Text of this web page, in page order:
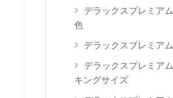
デラックスプレミア
色
デラックスプレミア
デラックスプレミア
キングサイズ